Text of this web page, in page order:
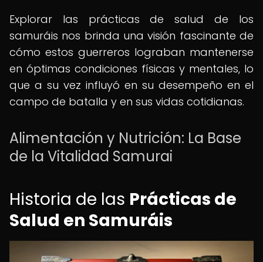
Explorar las prácticas de salud de los
samuráis nos brinda una visión fascinante de
cómo estos guerreros lograban mantenerse
en óptimas condiciones físicas y mentales, lo
que a su vez influyó en su desempeño en el
campo de batalla y en sus vidas cotidianas.
Alimentación y Nutrición: La Base
de la Vitalidad Samurai
Historia de las Prácticas de
Salud en Samuráis